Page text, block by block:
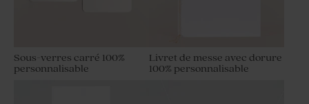
Sous-verres carré 100%
personnalisable
Livret de messe avec dorure
100% personnalisable